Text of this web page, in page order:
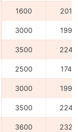
1600 2014
3000 1995
3500 2245
2500 1745
3000 1995
3500 2245
3600 2327